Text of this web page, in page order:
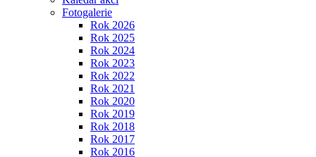
Fotogalerie
Rok 2026
Rok 2025
Rok 2024
Rok 2023
Rok 2022
Rok 2021
Rok 2020
Rok 2019
Rok 2018
Rok 2017
Rok 2016